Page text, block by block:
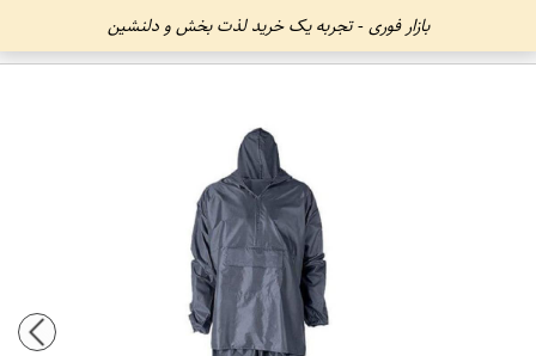
بازار فوری - تجربه یک خرید لذت بخش و دلنشین